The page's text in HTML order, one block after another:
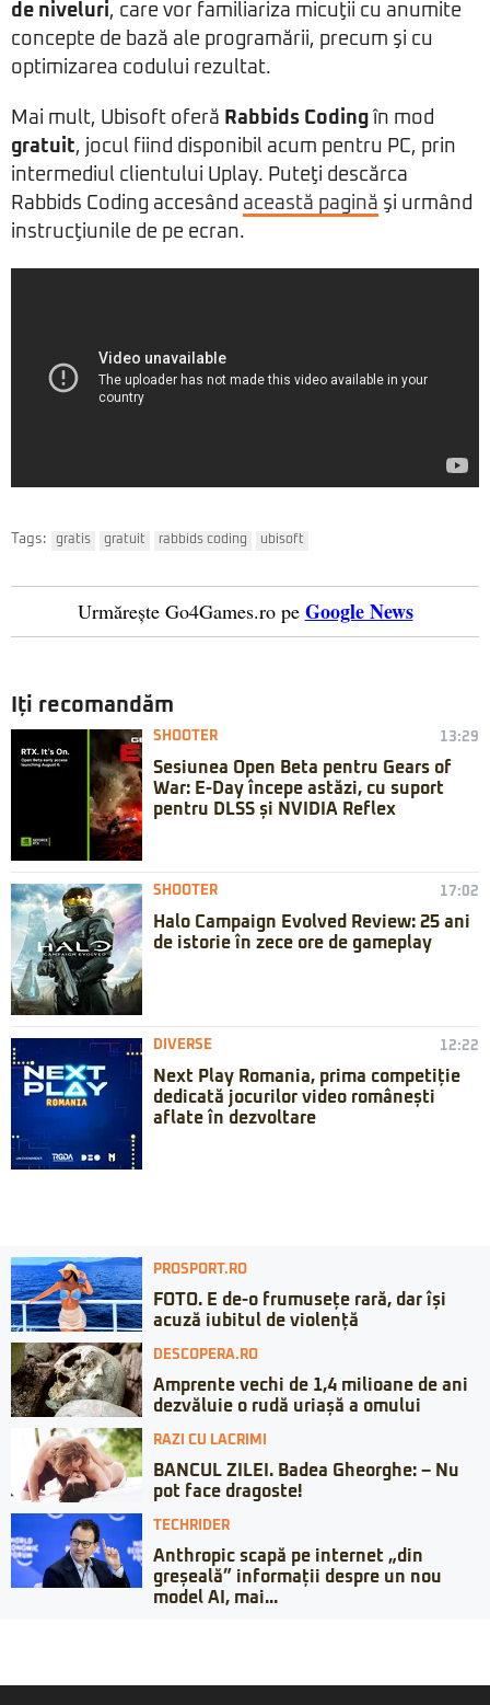
de niveluri, care vor familiariza micuţii cu anumite
concepte de bază ale programării, precum şi cu
optimizarea codului rezultat.
Mai mult, Ubisoft oferă Rabbids Coding în mod
gratuit, jocul fiind disponibil acum pentru PC, prin
intermediul clientului Uplay. Puteţi descărca
Rabbids Coding accesând această pagină şi urmând
instrucţiunile de pe ecran.
Tags: gratis gratuit rabbids coding ubisoft
Urmărește Go4Games.ro pe Google News
Iți recomandăm
SHOOTER 13:29
Sesiunea Open Beta pentru Gears of
War: E-Day începe astăzi, cu suport
pentru DLSS și NVIDIA Reflex
SHOOTER 17:02
Halo Campaign Evolved Review: 25 ani
de istorie în zece ore de gameplay
DIVERSE 12:22
Next Play Romania, prima competiție
dedicată jocurilor video românești
aflate în dezvoltare
PROSPORT.RO
FOTO. E de-o frumusețe rară, dar își
acuză iubitul de violență
DESCOPERA.RO
Amprente vechi de 1,4 milioane de ani
dezvăluie o rudă uriașă a omului
RAZI CU LACRIMI
BANCUL ZILEI. Badea Gheorghe: – Nu
pot face dragoste!
TECHRIDER
Anthropic scapă pe internet „din
greșeală” informații despre un nou
model AI, mai...